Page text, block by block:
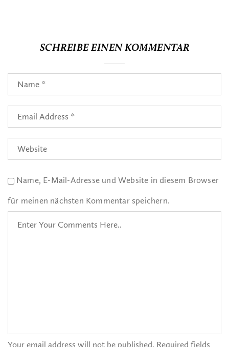
SCHREIBE EINEN KOMMENTAR
Name, E-Mail-Adresse und Website in diesem Browser
für meinen nächsten Kommentar speichern.
Your email address will not be published. Required fields